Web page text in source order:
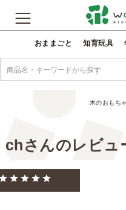
おままごと 知育玩具
木のおもち
chさんのレビュ